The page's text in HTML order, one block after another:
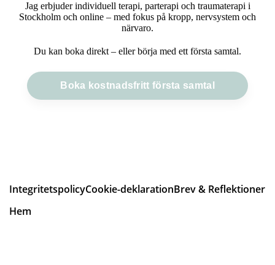
Jag erbjuder individuell terapi, parterapi och traumaterapi i
Stockholm och online – med fokus på kropp, nervsystem och
närvaro.
Du kan boka direkt – eller börja med ett första samtal.
Boka kostnadsfritt första samtal
IntegritetspolicyCookie-deklarationBrev & Reflektioner
Hem